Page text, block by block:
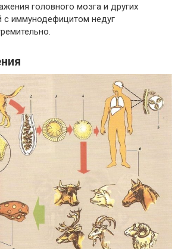
головного мозга и других
с иммунодефицитом недуг